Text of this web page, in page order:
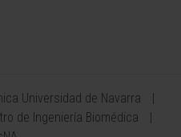
Universidad de Navarra
de Ingeniería Biomédica